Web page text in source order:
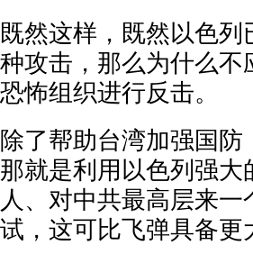
既然这样，既然以色
种攻击，那么为什么
恐怖组织进行反击。
除了帮助台湾加强国
那就是利用以色列强
人、对中共最高层来
试，这可比飞弹具备更